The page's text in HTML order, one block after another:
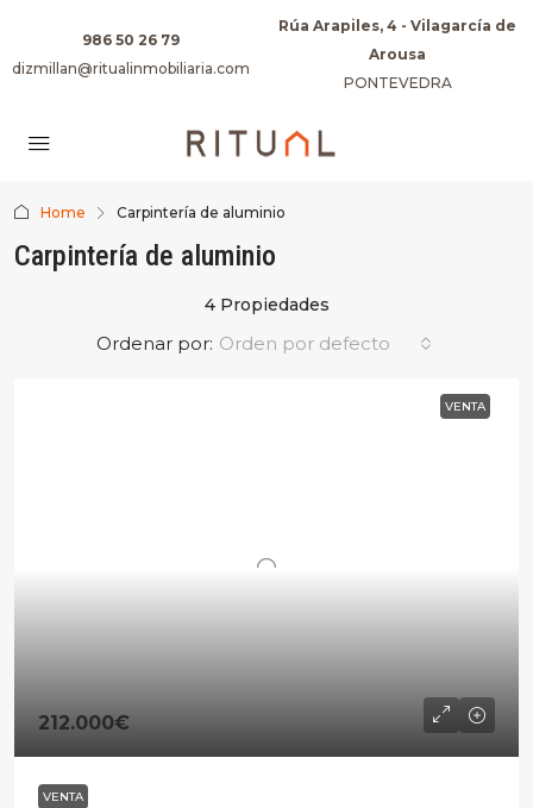
986 50 26 79
dizmillan@ritualinmobiliaria.com
Rúa Arapiles, 4 - Vilagarcía de
Arousa
PONTEVEDRA
Home Carpintería de aluminio
Carpintería de aluminio
4 Propiedades
Ordenar por: Orden por defecto
VENTA
212.000€
VENTA